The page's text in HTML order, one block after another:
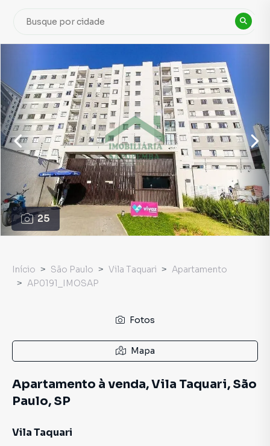
25
Início São Paulo Vila Taquari
Apartamento
AP0191_IMOSAP
Fotos
Mapa
Apartamento à venda, Vila Taquari, São
Paulo, SP
Vila Taquari